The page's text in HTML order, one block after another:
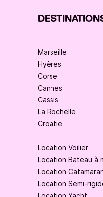
Marseille
Hyères
Corse
Cannes
Cassis
La Rochelle
Croatie
Location Voilier
Location Bateau à
Location Catamaran
Location Semi-